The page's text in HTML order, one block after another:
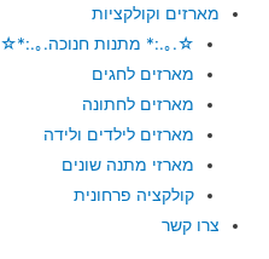
מארזים וקולקציות
☆.｡.:* מתנות חנוכה.｡.:*☆
מארזים לחגים
מארזים לחתונה
מארזים לילדים ולידה
מארזי מתנה שונים
קולקציה פרחונית
צרו קשר